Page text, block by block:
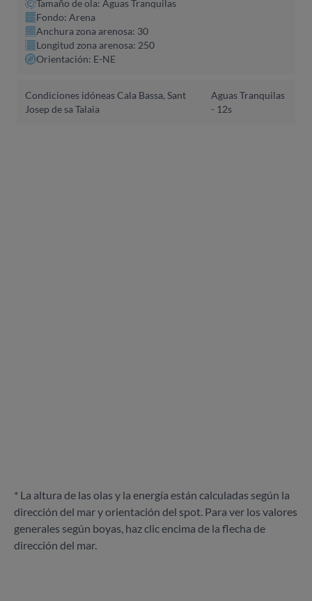
Tamaño de ola: Aguas Tranquilas
Fondo: Arena
Anchura zona arenosa: 30
Longitud zona arenosa: 250
Orientación: E-NE
Condiciones idóneas Cala Bassa, Sant
Josep de sa Talaia
Aguas Tranquilas
- 12s
* La altura de las olas y la energía están calculadas según la
dirección del mar y orientación del spot. Para ver los valores
generales según boyas, haz clic encima de la flecha de
dirección del mar.